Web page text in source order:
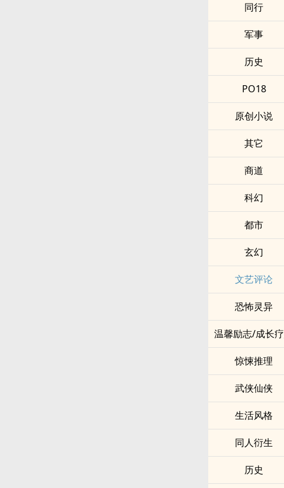
同行
军事
历史
PO18
原创小说
其它
商道
科幻
都市
玄幻
文艺评论
恐怖灵异
温馨励志/成长
惊悚推理
武侠仙侠
生活风格
同人衍生
历史